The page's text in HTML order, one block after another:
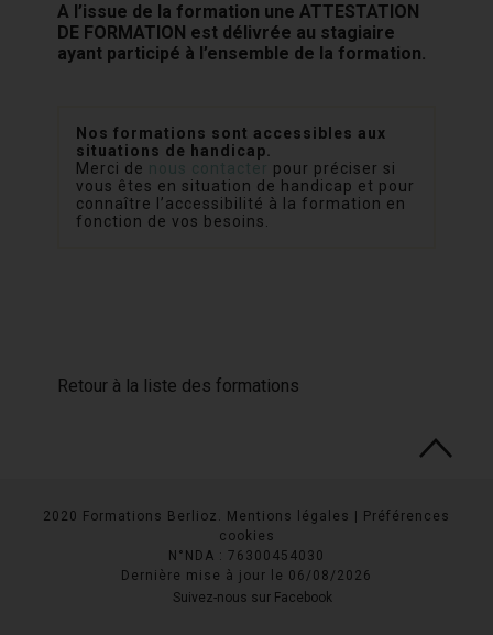
A l’issue de la formation une ATTESTATION
DE FORMATION est délivrée au stagiaire
ayant participé à l’ensemble de la formation.
Nos formations sont accessibles aux
situations de handicap.
Merci de nous contacter pour préciser si
vous êtes en situation de handicap et pour
connaître l’accessibilité à la formation en
fonction de vos besoins.
Retour à la liste des formations
2020 Formations Berlioz. Mentions légales
Préférences
cookies
N°NDA : 76300454030
Dernière mise à jour le 06/08/2026
Suivez-nous sur Facebook